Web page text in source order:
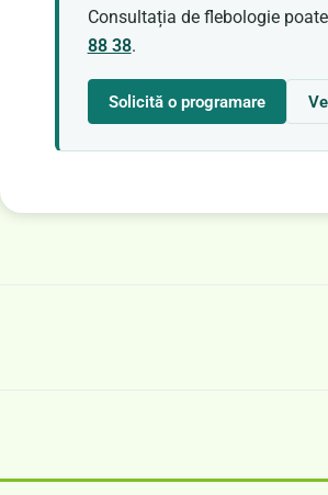
Consultația de flebologie
88 38.
Solicită o programare